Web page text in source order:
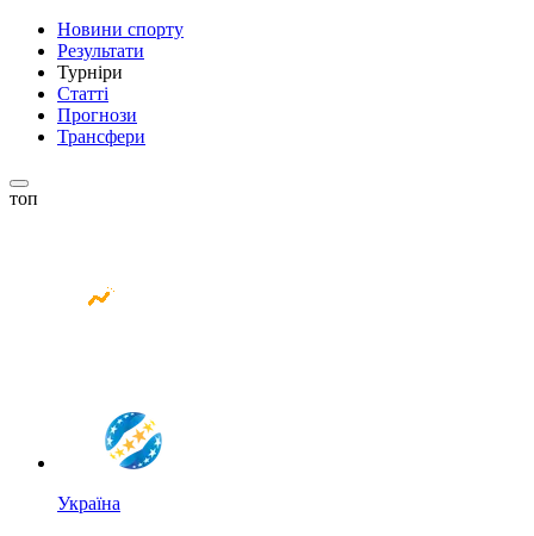
Новини спорту
Результати
Турніри
Статті
Прогнози
Трансфери
топ
Україна